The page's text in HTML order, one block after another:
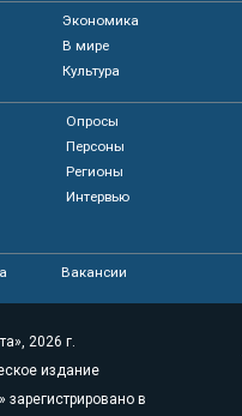
Экономика
В мире
Культура
Опросы
Персоны
Регионы
Интервью
Вакансии
2026 г.
издание
зарегистрировано в